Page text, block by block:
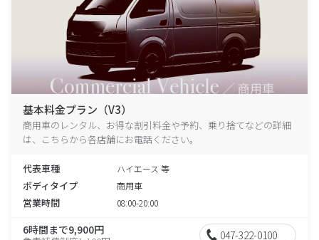
基本料金プラン（V3）
商用車のレンタル、お得な割引料金や予約、乗り捨てなどの詳細
は、こちらから各店舗にお電話ください。
代表車種 ハイエース 等
ボディタイプ 商用車
営業時間 08:00-20:00
6時間まで9,900円 047-322-0100